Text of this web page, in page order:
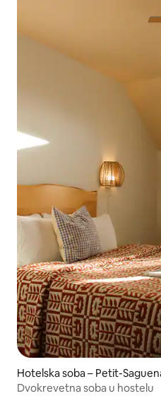
Hotelska soba – Petit-
Dvokrevetna soba u hostelu